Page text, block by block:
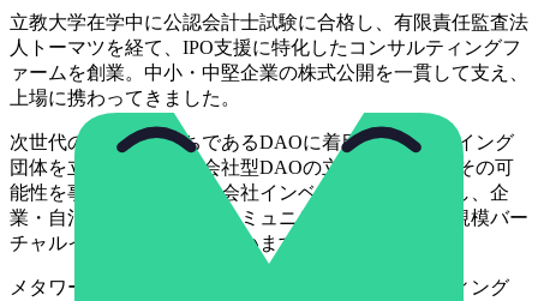
立教大学在学中に公認会計士試験に合格し、有限責任監査法
人トーマツを経て、IPO支援に特化したコンサルティングフ
ァームを創業。中小・中堅企業の株式公開を一貫して支え、
上場に携わってきました。
次世代の組織のかたちであるDAOに着目し、ロビーイング
団体を立ち上げて合同会社型DAOの立法にも関与。その可
能性を事業化すべく株式会社インベーダーズを創業し、企
業・自治体・教育機関のコミュニティ伴走支援と大規模バー
チャルイベントを展開しています。
メタワークス会計事務所・メタワークスコンサルティング